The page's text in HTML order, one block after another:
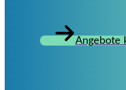
Angebote